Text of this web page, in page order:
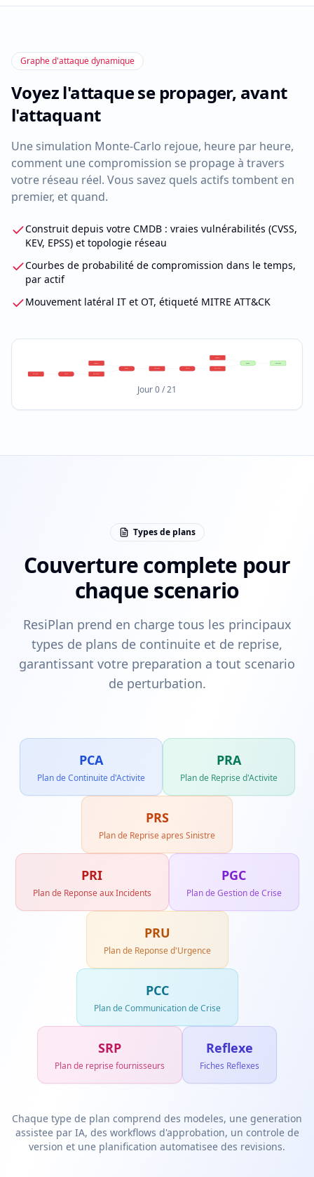
Graphe d'attaque dynamique
Voyez l'attaque se propager, avant
l'attaquant
Une simulation Monte-Carlo rejoue, heure par heure,
comment une compromission se propage à travers
votre réseau réel. Vous savez quels actifs tombent en
premier, et quand.
Construit depuis votre CMDB : vraies vulnérabilités (CVSS,
KEV, EPSS) et topologie réseau
Courbes de probabilité de compromission dans le temps,
par actif
Mouvement latéral IT et OT, étiqueté MITRE ATT&CK
execCode
exploit netAccess
lateral
Jour0/21
Types de plans
Couverture complete pour
chaque scenario
ResiPlan prend en charge tous les principaux
types de plans de continuite et de reprise,
garantissant votre preparation a tout scenario
de perturbation.
PCA
Plan de Continuite d'Activite
PRA
Plan de Reprise d'Activite
PRS
Plan de Reprise apres Sinistre
PRI
Plan de Reponse aux Incidents
PGC
Plan de Gestion de Crise
PRU
Plan de Reponse d'Urgence
PCC
Plan de Communication de Crise
SRP
Plan de reprise fournisseurs
Reflexe
Fiches Reflexes
Chaque type de plan comprend des modeles, une generation
assistee par IA, des workflows d'approbation, un controle de
version et une planification automatisee des revisions.